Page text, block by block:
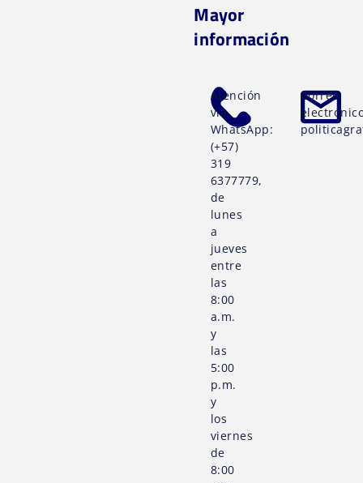
Mayor
información
Atención
vía
WhatsApp:
(+57)
319
6377779,
de
lunes
a
jueves
entre
las
8:00
a.m.
y
las
5:00
p.m.
y
los
viernes
de
8:00
Correo